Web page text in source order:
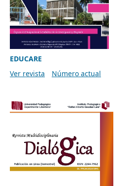
EDUCARE
Ver revista
Número actual